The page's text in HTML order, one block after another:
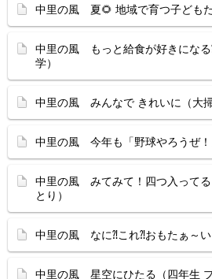
中里の風 夏🌻 地域で育つ子どもた
中里の風 もっと給食が好きになる
学）
中里の風 みんなで きれいに（大掃
中里の風 今年も「野球やろうぜ！
中里の風 みてみて！四つ入って
とり）
中里の風 なに⁈これ⁈おもたぁ～い
中里の風 星空にひたる（四年生 プ